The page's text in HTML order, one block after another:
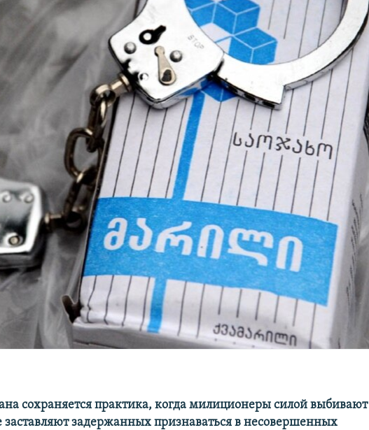
сохраняется практика, когда милиционеры силой выбивают
задержанных признаваться в несовершенных